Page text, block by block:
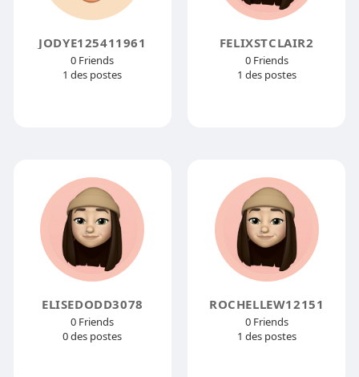
JODYE125411961
0 Friends
1 des postes
FELIXSTCLAIR2
0 Friends
1 des postes
ELISEDODD3078
0 Friends
0 des postes
ROCHELLEW12151
0 Friends
1 des postes